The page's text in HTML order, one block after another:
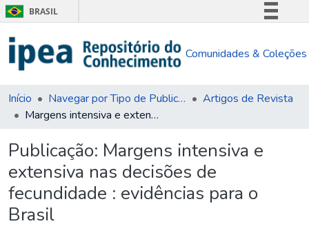
BRASIL
Comunica BR
Acesso à informação
Comunidades & Coleções
Início Navegar por Tipo de Publicação
Artigos de Revista
Margens intensiva e extensiva nas decisões de fecundidade : evidências para o Brasil
Publicação: Margens intensiva e
extensiva nas decisões de
fecundidade : evidências para o
Brasil